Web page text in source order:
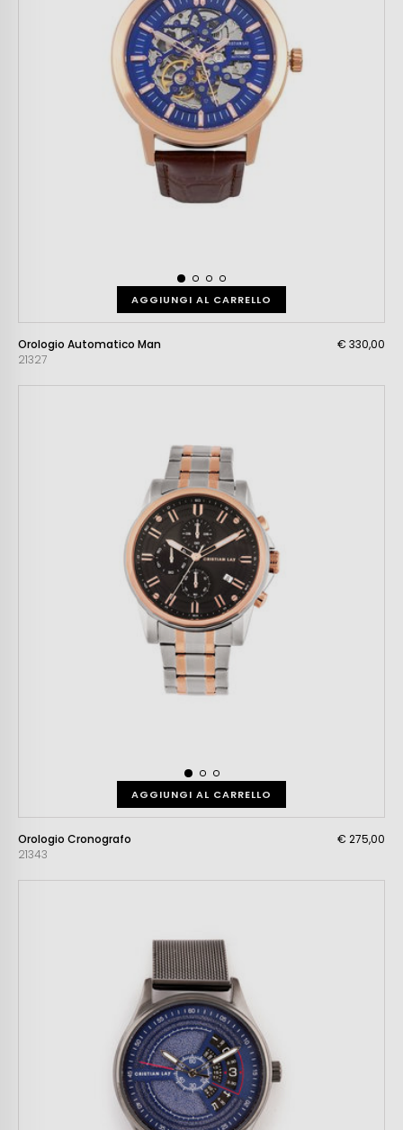
AGGIUNGI AL CARRELLO
Orologio Automatico Man
21327
€ 330,00
AGGIUNGI AL CARRELLO
Orologio Cronografo
21343
€ 275,00